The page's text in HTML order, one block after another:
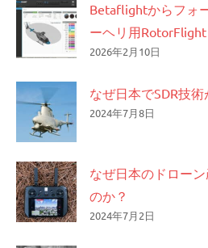
Betaflightからフォ
ーヘリ用RotorFlight
2026年2月10日
なぜ日本でSDR技
2024年7月8日
なぜ日本のドロー
のか？
2024年7月2日